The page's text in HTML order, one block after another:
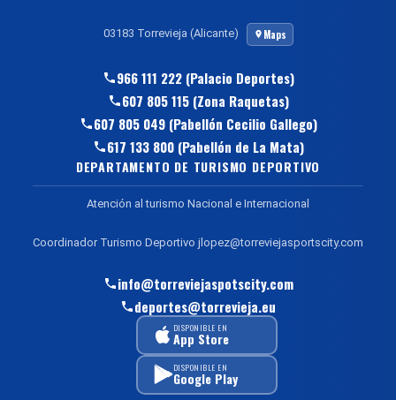
03183 Torrevieja (Alicante) Maps
966 111 222 (Palacio Deportes)
607 805 115 (Zona Raquetas)
607 805 049 (Pabellón Cecilio Gallego)
617 133 800 (Pabellón de La Mata)
DEPARTAMENTO DE TURISMO DEPORTIVO
Atención al turismo Nacional e Internacional
Coordinador Turismo Deportivo jlopez@torreviejasportscity.com
info@torreviejaspotscity.com
deportes@torrevieja.eu
DISPONIBLE EN
App Store
DISPONIBLE EN
Google Play